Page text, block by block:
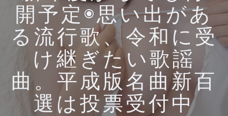
キ
ッ
開予定◉思い出があ
る流行歌、令和に受
け継ぎたい歌謡
曲。平成版名曲新百
選は投票受付中